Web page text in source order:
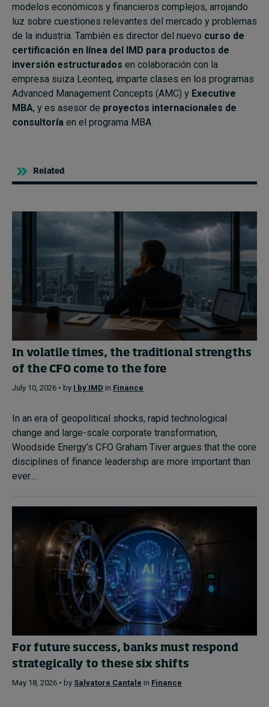
modelos económicos y financieros complejos, arrojando
luz sobre cuestiones relevantes del mercado y problemas
de la industria. También es director del nuevo curso de
certificación en línea del IMD para productos de
inversión estructurados en colaboración con la
empresa suiza Leonteq, imparte clases en los programas
Advanced Management Concepts (AMC) y Executive
MBA, y es asesor de proyectos internacionales de
consultoría en el programa MBA.
Related
In volatile times, the traditional strengths
of the CFO come to the fore
July 10, 2026 • by I by IMD in Finance
In an era of geopolitical shocks, rapid technological
change and large-scale corporate transformation,
Woodside Energy’s CFO Graham Tiver argues that the core
disciplines of finance leadership are more important than
ever....
For future success, banks must respond
strategically to these six shifts
May 18, 2026 • by Salvatore Cantale in Finance